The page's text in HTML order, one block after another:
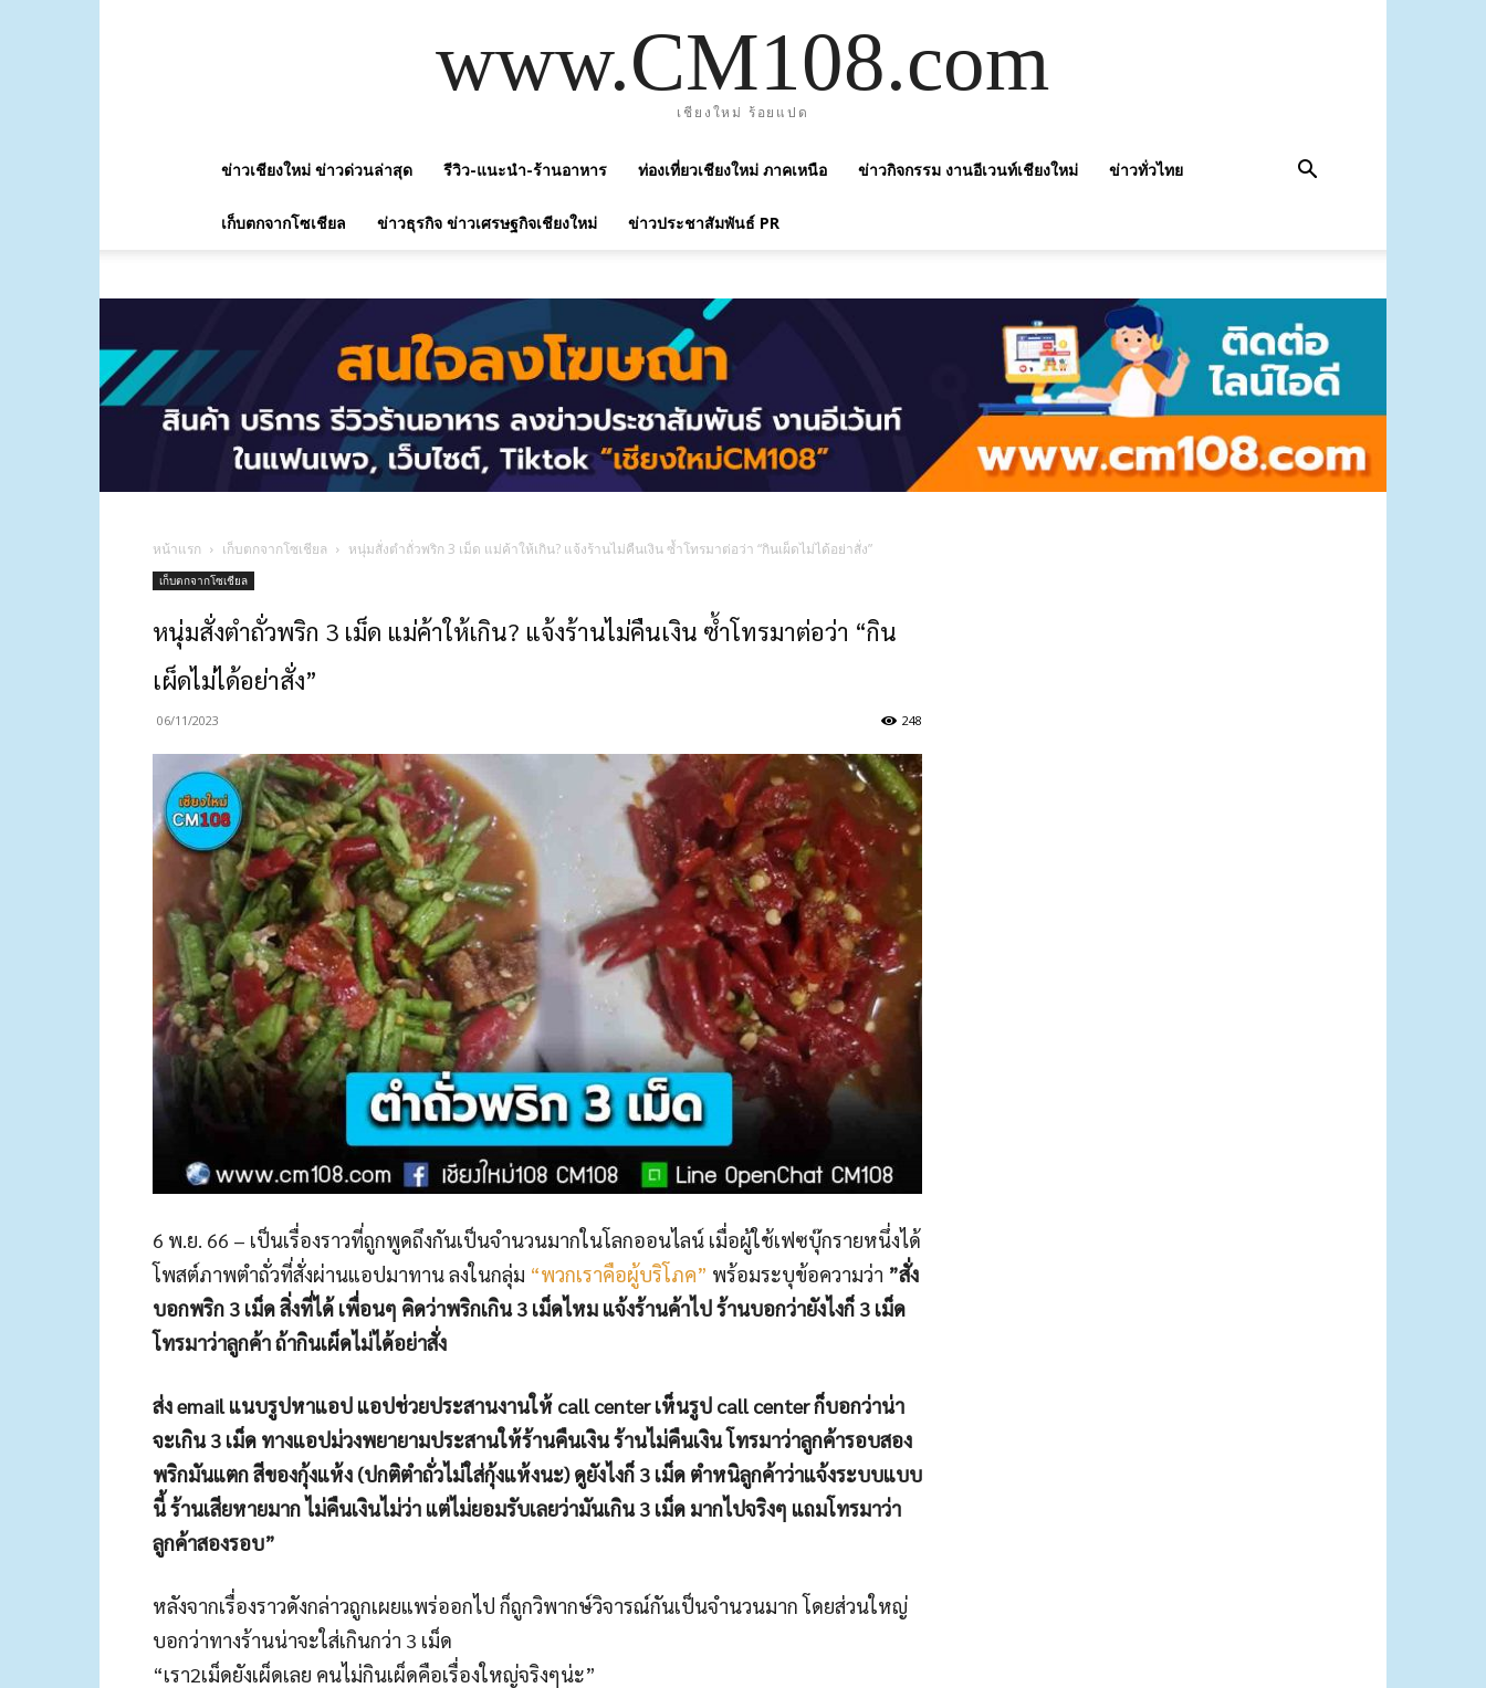
www.CM108.com
เชียงใหม่ ร้อยแปด
ข่าวเชียงใหม่ ข่าวด่วนล่าสุด รีวิว-แนะนำ-ร้านอาหาร ท่องเที่ยวเชียงใหม่ ภาคเหนือ ข่าวกิจกรรม งานอีเวนท์เชียงใหม่ ข่าวทั่วไทย
เก็บตกจากโซเชียล ข่าวธุรกิจ ข่าวเศรษฐกิจเชียงใหม่ ข่าวประชาสัมพันธ์ PR
หน้าแรก เก็บตกจากโซเชียล หนุ่มสั่งตำถั่วพริก 3 เม็ด แม่ค้าให้เกิน? แจ้งร้านไม่คืนเงิน ซ้ำโทรมาต่อว่า “กินเผ็ดไม่ได้อย่าสั่ง”
เก็บตกจากโซเชียล
หนุ่มสั่งตำถั่วพริก 3 เม็ด แม่ค้าให้เกิน? แจ้งร้านไม่คืนเงิน ซ้ำโทรมาต่อว่า “กิน
เผ็ดไม่ได้อย่าสั่ง”
06/11/2023 248
6 พ.ย. 66 – เป็นเรื่องราวที่ถูกพูดถึงกันเป็นจำนวนมากในโลกออนไลน์ เมื่อผู้ใช้เฟซบุ๊กรายหนึ่งได้
โพสต์ภาพตำถั่วที่สั่งผ่านแอปมาทาน ลงในกลุ่ม “พวกเราคือผู้บริโภค” พร้อมระบุข้อความว่า ”สั่ง
บอกพริก 3 เม็ด สิ่งที่ได้ เพื่อนๆ คิดว่าพริกเกิน 3 เม็ดไหม แจ้งร้านค้าไป ร้านบอกว่ายังไงก็ 3 เม็ด
โทรมาว่าลูกค้า ถ้ากินเผ็ดไม่ได้อย่าสั่ง
ส่ง email แนบรูปหาแอป แอปช่วยประสานงานให้ call center เห็นรูป call center ก็บอกว่าน่า
จะเกิน 3 เม็ด ทางแอปม่วงพยายามประสานให้ร้านคืนเงิน ร้านไม่คืนเงิน โทรมาว่าลูกค้ารอบสอง
พริกมันแตก สีของกุ้งแห้ง (ปกติตำถั่วไม่ใส่กุ้งแห้งนะ) ดูยังไงก็ 3 เม็ด ตำหนิลูกค้าว่าแจ้งระบบแบบ
นี้ ร้านเสียหายมาก ไม่คืนเงินไม่ว่า แต่ไม่ยอมรับเลยว่ามันเกิน 3 เม็ด มากไปจริงๆ แถมโทรมาว่า
ลูกค้าสองรอบ”
หลังจากเรื่องราวดังกล่าวถูกเผยแพร่ออกไป ก็ถูกวิพากษ์วิจารณ์กันเป็นจำนวนมาก โดยส่วนใหญ่
บอกว่าทางร้านน่าจะใส่เกินกว่า 3 เม็ด
“เรา2เม็ดยังเผ็ดเลย คนไม่กินเผ็ดคือเรื่องใหญ่จริงๆน่ะ”